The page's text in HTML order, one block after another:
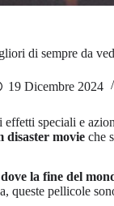
di sempre da
19 Dicembre 2024
speciali e
movie che
la fine del
queste pellicole